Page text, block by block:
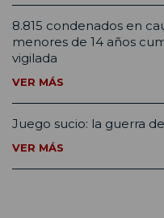
8.815 condenados en
menores de 14 años
vigilada
VER MÁS
Juego sucio: la guerra
VER MÁS